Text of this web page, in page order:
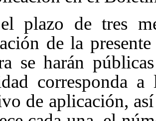
plazo de tres
de la
se harán
corresponda
de aplicación,